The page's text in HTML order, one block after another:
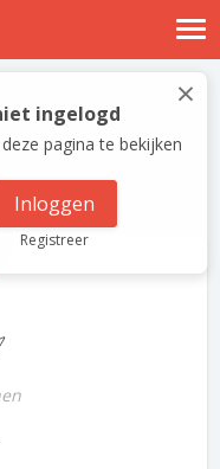
×
ingelogd
pagina te bekijken
Inloggen
Registreer